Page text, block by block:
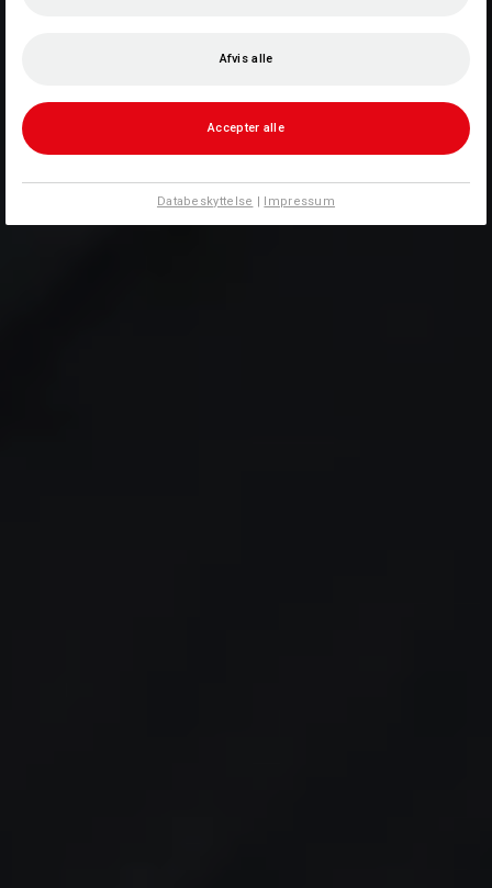
Afvis alle
Accepter alle
Databeskyttelse | Impressum